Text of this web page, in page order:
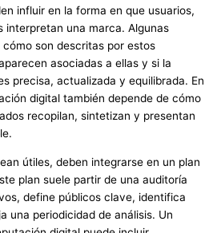
influir en la forma en que usuarios,
interpretan una marca. Algunas
son descritas por estos
asociadas a ellas y si la
precisa, actualizada y equilibrada. En
digital también depende de cómo
recopilan, sintetizan y presentan
útiles, deben integrarse en un plan
plan suele partir de una auditoría
define públicos clave, identifica
una periodicidad de análisis. Un